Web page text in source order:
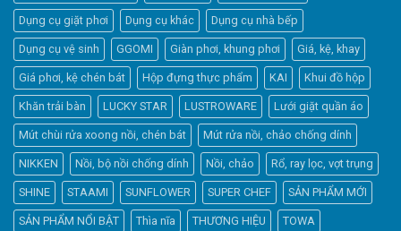
Dụng cụ giặt phơi Dụng cụ khác Dụng cụ nhà bếp
Dụng cụ vệ sinh GGOMI Giàn phơi, khung phơi Giá, kệ, khay
Giá phơi, kệ chén bát Hộp đựng thực phẩm KAI Khui đồ hộp
Khăn trải bàn LUCKY STAR LUSTROWARE Lưới giặt quần áo
Mút chùi rửa xoong nồi, chén bát Mút rửa nồi, chảo chống dính
NIKKEN Nồi, bộ nồi chống dính Nồi, chảo Rổ, ray lọc, vợt trụng
SHINE STAAMI SUNFLOWER SUPER CHEF SẢN PHẨM MỚI
SẢN PHẨM NỔI BẬT Thìa nĩa THƯƠNG HIỆU TOWA
Elfsight
Typically replies within a day